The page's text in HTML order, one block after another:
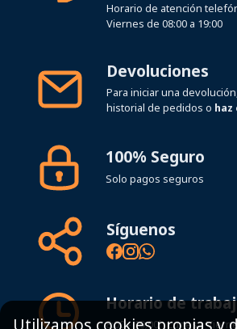
Horario de atención
Viernes de 08:00 a 19:00
Devoluciones
Para iniciar una
historial de pedidos o haz
100% Seguro
Solo pagos seguros
Síguenos
Horario de
8:00 - 19:00h Lunes -
Utilizamos cookies propias y